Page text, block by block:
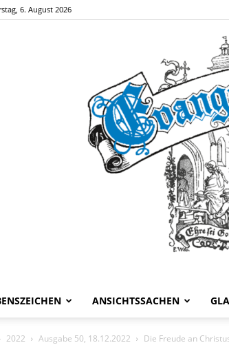
6. August 2026
ANSICHTSSACHEN
2022 Ausgabe 50, 18.12.2022 Die Freude an